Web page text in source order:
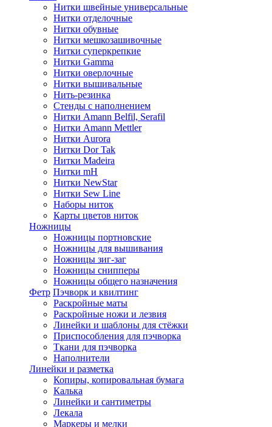
Нитки швейные универсальные
Нитки отделочные
Нитки обувные
Нитки мешкозашивочные
Нитки суперкрепкие
Нитки Gamma
Нитки оверлочные
Нитки вышивальные
Нить-резинка
Стенды с наполнением
Нитки Amann Belfil, Serafil
Нитки Amann Mettler
Нитки Aurora
Нитки Dor Tak
Нитки Madeira
Нитки mH
Нитки NewStar
Нитки Sew Line
Наборы ниток
Карты цветов ниток
Ножницы
Ножницы портновские
Ножницы для вышивания
Ножницы зиг-заг
Ножницы снипперы
Ножницы общего назначения
Фетр Пэчворк и квилтинг
Раскройные маты
Раскройные ножи и лезвия
Линейки и шаблоны для стёжки
Приспособления для пэчворка
Ткани для пэчворка
Наполнители
Линейки и разметка
Копиры, копировальная бумага
Калька
Линейки и сантиметры
Лекала
Маркеры и мелки